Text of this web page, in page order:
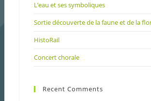
L’eau et ses symboliques
Sortie découverte de la faune et de la
HistoRail
Concert chorale
Recent Comments